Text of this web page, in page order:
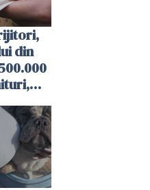
din